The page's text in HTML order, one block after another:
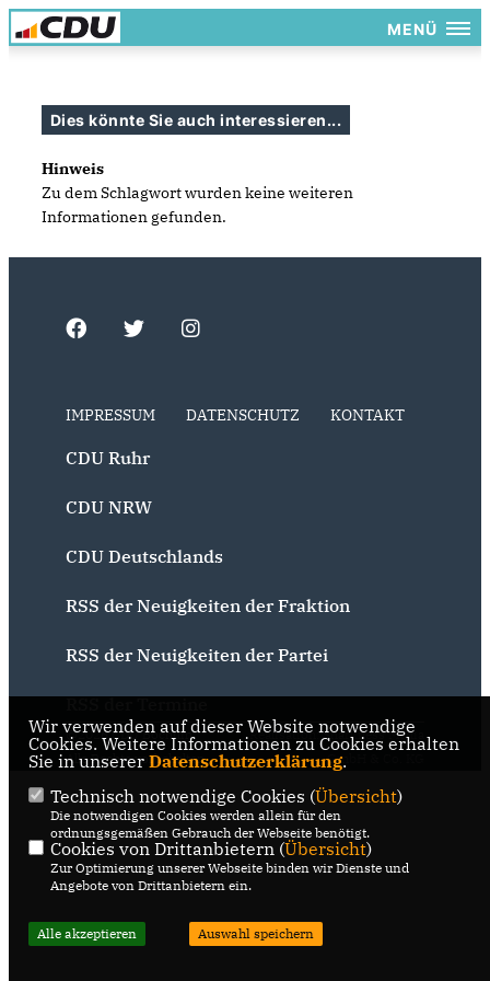
MENÜ
Dies könnte Sie auch interessieren...
Hinweis
Zu dem Schlagwort wurden keine weiteren
Informationen gefunden.
IMPRESSUM DATENSCHUTZ KONTAKT
CDU Ruhr
CDU NRW
CDU Deutschlands
RSS der Neuigkeiten der Fraktion
RSS der Neuigkeiten der Partei
@2026 CDU Bochum
Alle Rechte vorbehalten.
Realisation: Sharkness Media
GmbH & Co. KG
Wir verwenden auf dieser Website notwendige
Cookies. Weitere Informationen zu Cookies erhalten
Sie in unserer Datenschutzerklärung.
Technisch notwendige Cookies (Übersicht)
Die notwendigen Cookies werden allein für den
ordnungsgemäßen Gebrauch der Webseite benötigt.
Cookies von Drittanbietern (Übersicht)
Zur Optimierung unserer Webseite binden wir Dienste und
Angebote von Drittanbietern ein.
Alle akzeptieren Auswahl speichern